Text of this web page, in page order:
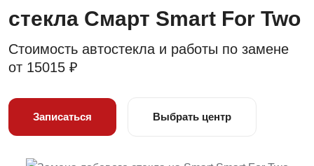
стекла Смарт Smart For Two
Стоимость автостекла и работы по замене
от 15015 ₽
Записаться Выбрать центр